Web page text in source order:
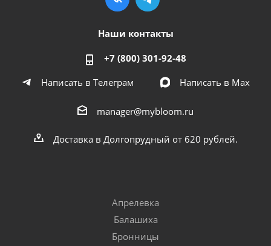
Наши контакты
+7 (800) 301-92-48
Написать в Телеграм
Написать в Мах
manager@mybloom.ru
Доставка в Долгопрудный от 620 рублей.
Апрелевка
Балашиха
Бронницы